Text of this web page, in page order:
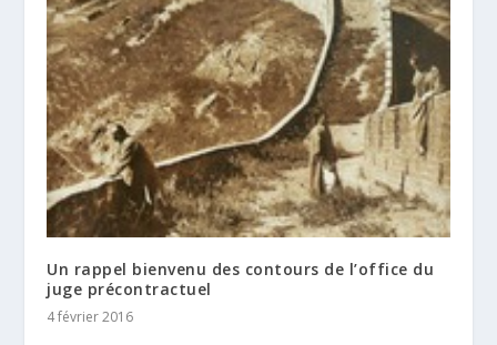
Un rappel bienvenu des contours de l’office du
juge précontractuel
4 février 2016